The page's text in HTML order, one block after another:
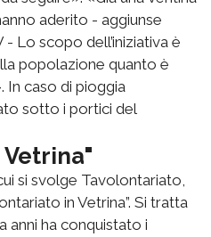
aderito - aggiunse
Lo scopo dell’iniziativa è
popolazione quanto è
In caso di pioggia
sotto i portici del
si svolge Tavolontariato,
in Vetrina”. Si tratta
anni ha conquistato i